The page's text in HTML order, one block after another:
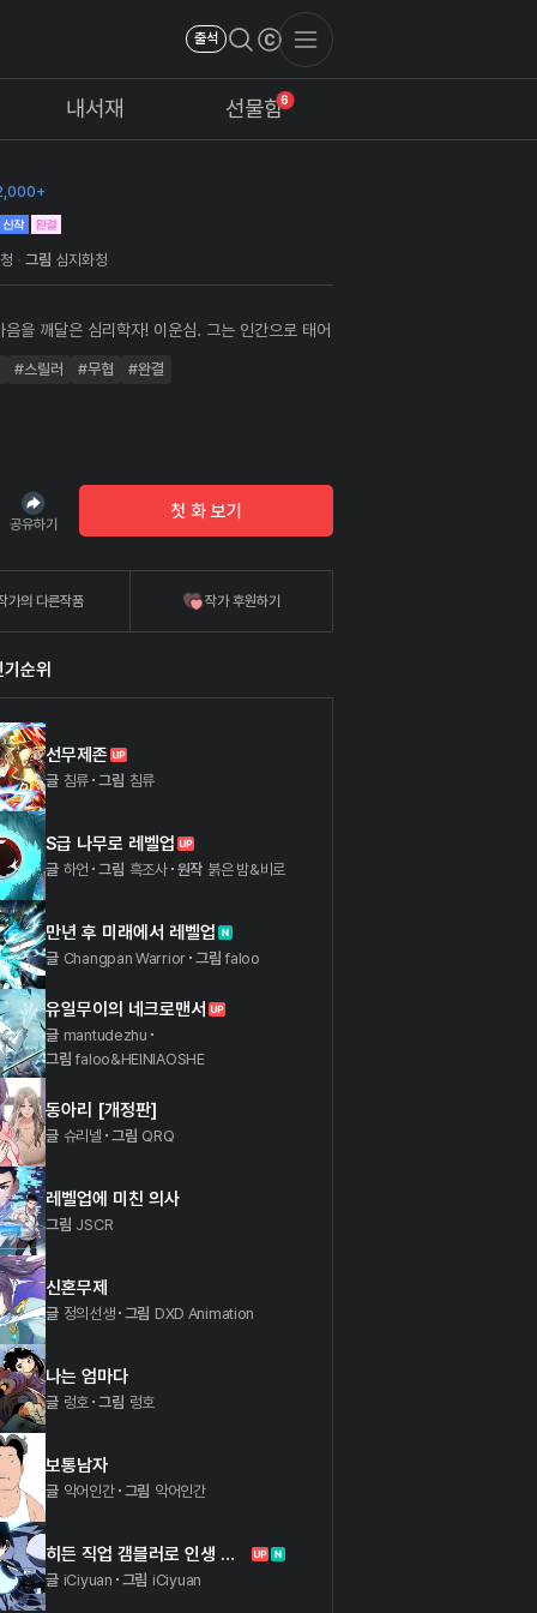
출석
내서재 6
선물함
그림 심지화청
음을 깨달은 심리학자! 이운심. 그는 인간으로 태어
그는 요마가 가득한 세상에 환생해, 법술을 다루는
튀어나왔다. "이 심마는 어디서 온 자인
심, 이자는 사람뿐 아니라 사람의 마음도 잡아먹
#스릴러 #무협 #완결
공유하기
첫 화 보기
가의 다른작품 작가 후원하기
순위
선무제존
글 침류 그림 침류
S급 나무로 레벨업
글 하언 그림 흑조사 원작 붉은 밤&비로
만년 후 미래에서 레벨업
글 Changpan Warrior 그림 faloo
유일무이의 네크로맨서
글 mantudezhu
그림 faloo&HEINIAOSHE
동아리 [개정판]
글 슈리넬 그림 QRQ
레벨업에 미친 의사
그림 JSCR
신혼무제
글 정의선생 그림 DXD Animation
나는 엄마다
글 렁호 그림 렁호
보통남자
글 악어인간 그림 악어인간
히든 직업 갬블러로 인생 역전
글 iCiyuan 그림 iCiyuan